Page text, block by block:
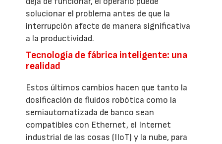
solucionar el problema antes de que la
interrupción afecte de manera significativa
a la productividad.
Tecnología de fábrica inteligente: una
realidad
Estos últimos cambios hacen que tanto la
dosificación de fluidos robótica como la
semiautomatizada de banco sean
compatibles con Ethernet, el Internet
industrial de las cosas (IIoT) y la nube, para